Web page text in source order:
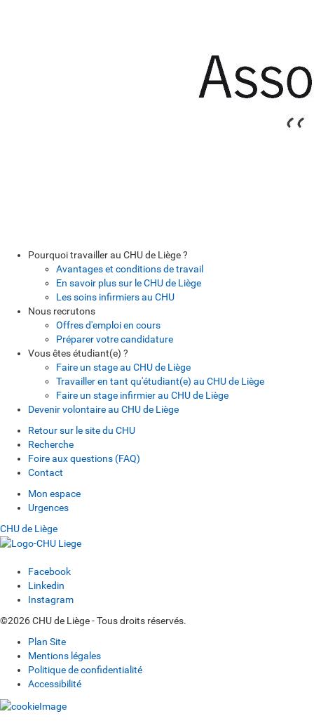
Pourquoi travailler au CHU de Liège ?
Avantages et conditions de travail
En savoir plus sur le CHU de Liège
Les soins infirmiers au CHU
Nous recrutons
Offres d'emploi en cours
Préparer votre candidature
Vous êtes étudiant(e) ?
Faire un stage au CHU de Liège
Travailler en tant qu'étudiant(e) au CHU de Liège
Faire un stage infirmier au CHU de Liège
Devenir volontaire au CHU de Liège
Retour sur le site du CHU
Recherche
Foire aux questions (FAQ)
Contact
Mon espace
Urgences
CHU de Liège
Facebook
Linkedin
Instagram
©2026 CHU de Liège - Tous droits réservés.
Plan Site
Mentions légales
Politique de confidentialité
Accessibilité